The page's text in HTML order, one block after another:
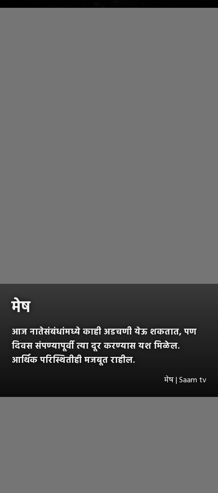
मेष
आज नातेसंबंधांमध्ये काही अडचणी येऊ शकतात, पण
दिवस संपण्यापूर्वी त्या दूर करण्यास यश मिळेल.
आर्थिक परिस्थितीही मजबूत राहील.
मेष | Saam tv